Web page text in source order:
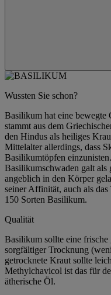
Wussten Sie schon?
Basilikum hat eine bewegte
stammt aus dem
den Hindus als heiliges
Mittelalter allerdings, dass
Basilikumtöpfen
Basilikumschwaden galt als
angeblich in den Körper
seiner Affinität, auch als
150 Sorten Basilikum.
Qualität
Basilikum sollte eine frische
sorgfältiger Trocknung
getrocknete Kraut sollte
Methylchavicol ist das für
ätherische Öl.